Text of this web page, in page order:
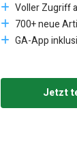
Voller Zugriff
700+ neue
GA-App
Jetzt